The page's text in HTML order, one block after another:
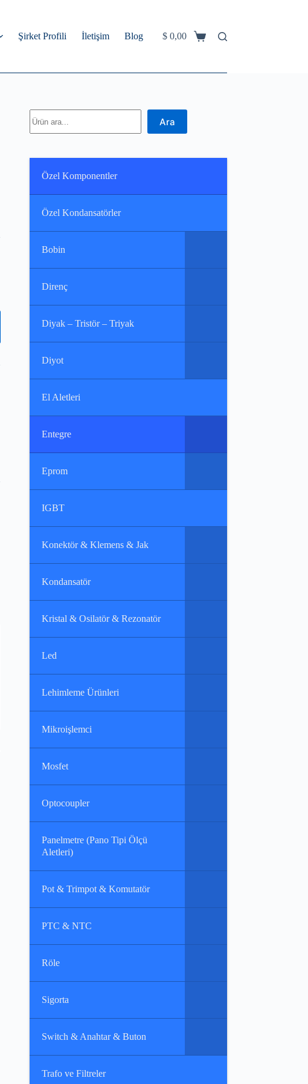
Şirket Profili İletişim Blog
Shopping
$ 0,00
Ara
Özel Komponentler
Özel Kondansatörler
Bobin
Direnç
Diyak – Tristör – Triyak
Diyot
El Aletleri
Entegre
Eprom
IGBT
Konektör & Klemens & Jak
Kondansatör
Kristal & Osilatör & Rezonatör
Led
Lehimleme Ürünleri
Mikroişlemci
Mosfet
Optocoupler
Panelmetre (Pano Tipi Ölçü
Aletleri)
Pot & Trimpot & Komutatör
PTC & NTC
Röle
Sigorta
Switch & Anahtar & Buton
Trafo ve Filtreler